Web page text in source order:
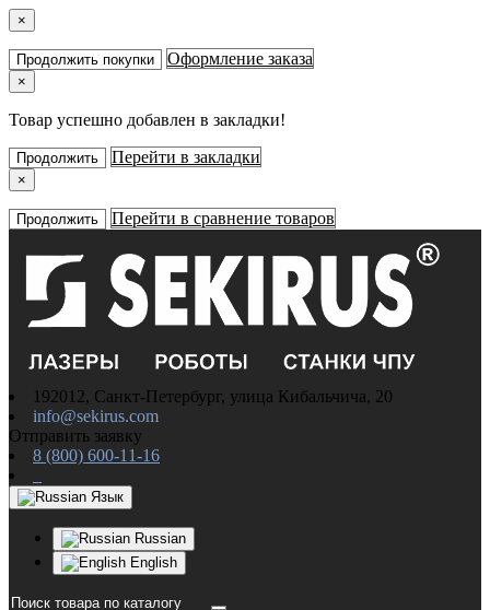
×
Продолжить покупки Оформление заказа
×
Товар успешно добавлен в закладки!
Продолжить Перейти в закладки
×
Продолжить Перейти в сравнение товаров
192012, Санкт-Петербург, улица Кибальчича, 20
info@sekirus.com
Отправить заявку
8 (800) 600-11-16
Язык
Russian
English